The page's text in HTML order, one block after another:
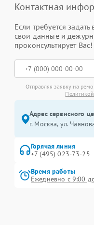
Контактная
Если требуется задать
свои данные и
проконсультирует Вас!
Отправляя заявку на
Адрес сервисного
г. Москва, ул.
Горячая линия
+7 (495) 023-73-25
Время работы
Ежедневно с 9:00